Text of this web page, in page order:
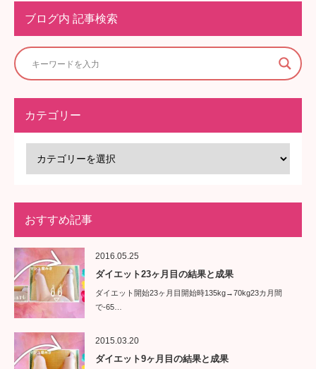
ブログ内 記事検索
カテゴリー
おすすめ記事
2016.05.25
ダイエット23ヶ月目の結果と成果
ダイエット開始23ヶ月目開始時135kg→70kg23カ月間
で-65…
2015.03.20
ダイエット9ヶ月目の結果と成果